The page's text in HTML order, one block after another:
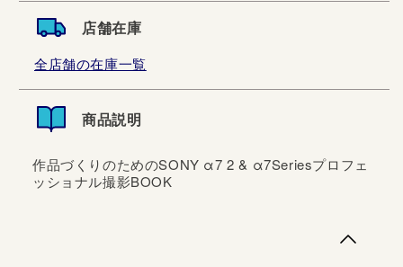
店舗在庫
全店舗の在庫一覧
商品説明
作品づくりのためのSONY α7 2 & α7Seriesプロフェ
ッショナル撮影BOOK